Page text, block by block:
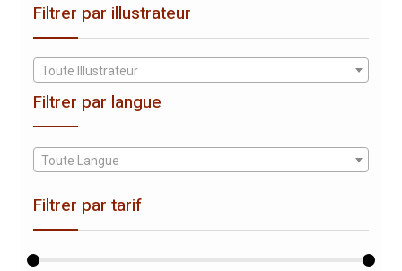
Filtrer par illustrateur
Toute Illustrateur
Filtrer par langue
Toute Langue
Filtrer par tarif